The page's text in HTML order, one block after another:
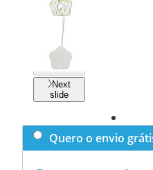
Previous
slide
Next
slide
Quero o envio